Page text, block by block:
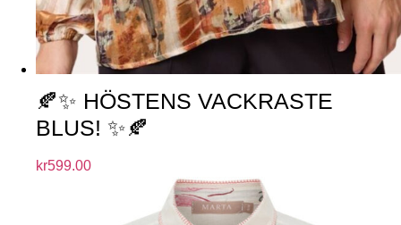
🍂✨ HÖSTENS VACKRASTE
BLUS! ✨🍂
kr599.00